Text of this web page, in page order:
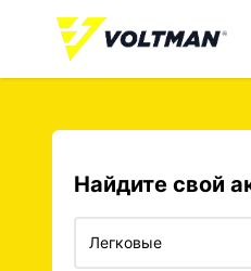
Найдите свой